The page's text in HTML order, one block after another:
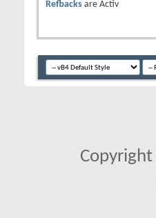
Refbacks are Activ